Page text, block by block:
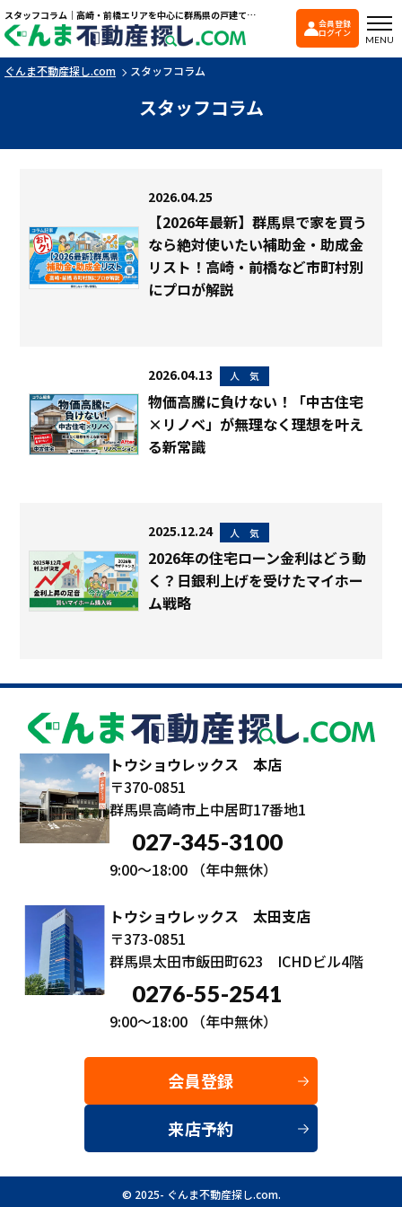
スタッフコラム｜高崎・前橋エリアを中心に群馬県の戸建て・マンションを探すなら「ぐんま不動産探し.com」
ぐんま不動産探し
会員登録
ログイン
MENU
ぐんま不動産探し.com スタッフコラム
スタッフコラム
2026.04.25
【2026年最新】群馬県で家を買う
なら絶対使いたい補助金・助成金
リスト！高崎・前橋など市町村別
にプロが解説
2026.04.13 人 気
物価高騰に負けない！「中古住宅
×リノベ」が無理なく理想を叶え
る新常識
2025.12.24 人 気
2026年の住宅ローン金利はどう動
く？日銀利上げを受けたマイホー
ム戦略
トウショウレックス 本店
〒370-0851
群馬県高崎市上中居町17番地1
027-345-3100
9:00～18:00 （年中無休）
トウショウレックス 太田支店
〒373-0851
群馬県太田市飯田町623 ICHDビル4階
0276-55-2541
9:00～18:00 （年中無休）
会員登録
来店予約
© 2025- ぐんま不動産探し.com.